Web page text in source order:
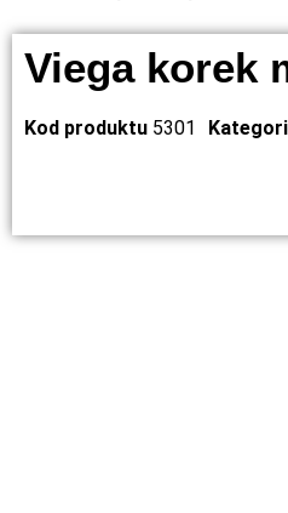
Viega korek
Kod produktu 5301